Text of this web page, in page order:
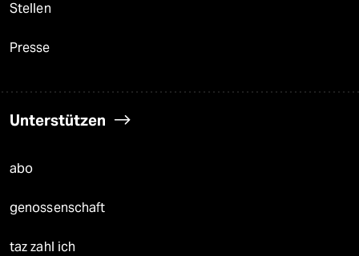
Stellen
Presse
Unterstützen
abo
genossenschaft
taz zahl ich